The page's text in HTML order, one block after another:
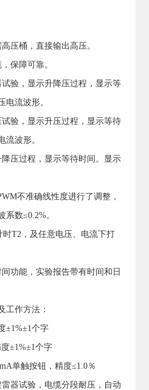
压桶，直接输出高压。
保障可靠。
验，显示升降压过程，显示等
电流波形。
验，显示升压过程，显示等待
流波形。
压过程，显示等待时间。显示
不准确线性度进行了调整，
数≤0.2%。
T2，及任意电压、电流下打
功能，实验报告带有时间和日
工作方法：
±1%±1个字
±1%±1个字
单触按钮，精度≤1.0％
器试验，电缆分段耐压，自动